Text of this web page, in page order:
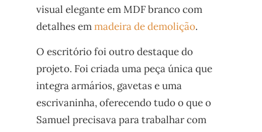
visual elegante em MDF branco com
detalhes emmadeira de demolição.
O escritório foi outro destaque do
projeto. Foi criada uma peça única que
integra armários, gavetas e uma
escrivaninha, oferecendo tudo o que o
Samuel precisava para trabalhar com